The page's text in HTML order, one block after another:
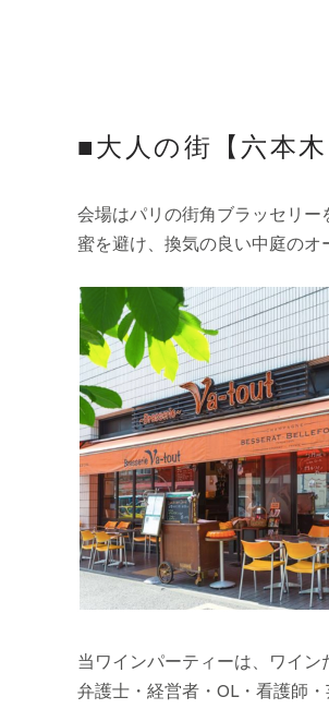
■大人の街【六本
会場はパリの街角ブラッセリー
蜜を避け、換気の良い中庭のオ
当ワインパーティーは、ワイ
弁護士・経営者・OL・看護師